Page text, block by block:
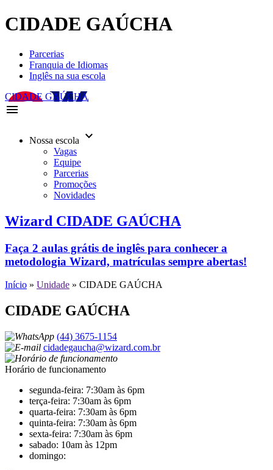
CIDADE GAÚCHA
Parcerias
Franquia de Idiomas
Inglês na sua escola
CIDADE GAÚCHA
menu
Nossa escola keyboard_arrow_down
Vagas
Equipe
Parcerias
Promoções
Novidades
Wizard CIDADE GAÚCHA
Faça 2 aulas grátis de inglês para conhecer a
metodologia Wizard, matrículas sempre abertas!
Início » Unidade » CIDADE GAÚCHA
CIDADE GAÚCHA
(44) 3675-1154
cidadegaucha@wizard.com.br
Horário de funcionamento
segunda-feira: 7:30am às 6pm
terça-feira: 7:30am às 6pm
quarta-feira: 7:30am às 6pm
quinta-feira: 7:30am às 6pm
sexta-feira: 7:30am às 6pm
sabado: 10am às 12pm
domingo: